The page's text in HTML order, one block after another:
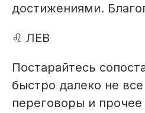
достижениями.
♌ ЛЕВ
Постарайтесь
быстро далеко не
переговоры и